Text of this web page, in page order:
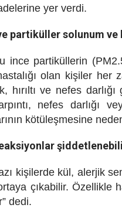
yer verdi.
partiküller solunum ve
ince partiküllerin
olan kişiler her
hırıltı ve nefes
nefes darlığı
kötüleşmesine
kişilerde kül, alerjik
çıkabilir. Özellikle
dedi.